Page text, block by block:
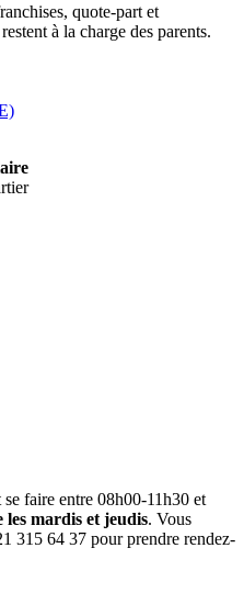
quote-part et
à la charge des parents.
se faire entre 08h00-11h30 et
les mardis et jeudis. Vous
315 64 37 pour prendre rendez-